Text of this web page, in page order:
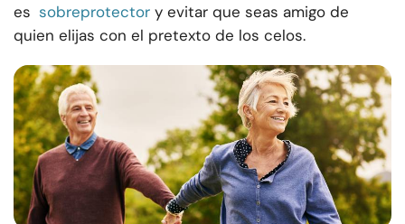
es sobreprotector y evitar que seas amigo de
quien elijas con el pretexto de los celos.